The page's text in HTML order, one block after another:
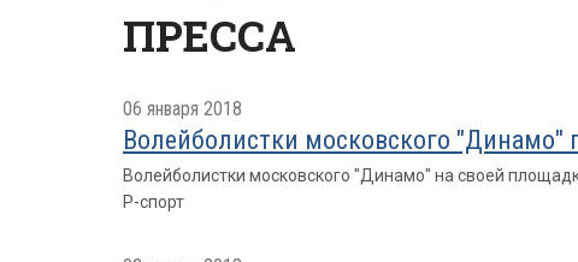
ПРЕССА
06 января 2018
Волейболистки московского "Динамо"
Волейболистки московского "Динамо" на своей
Р-спорт